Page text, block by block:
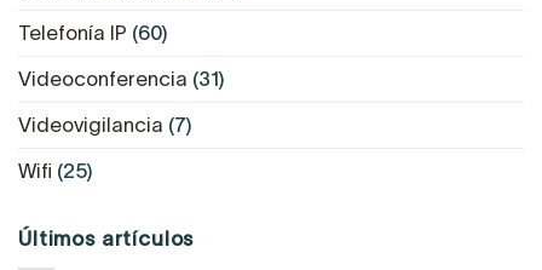
Telefonía IP (60)
Videoconferencia (31)
Videovigilancia (7)
Wifi (25)
Últimos artículos